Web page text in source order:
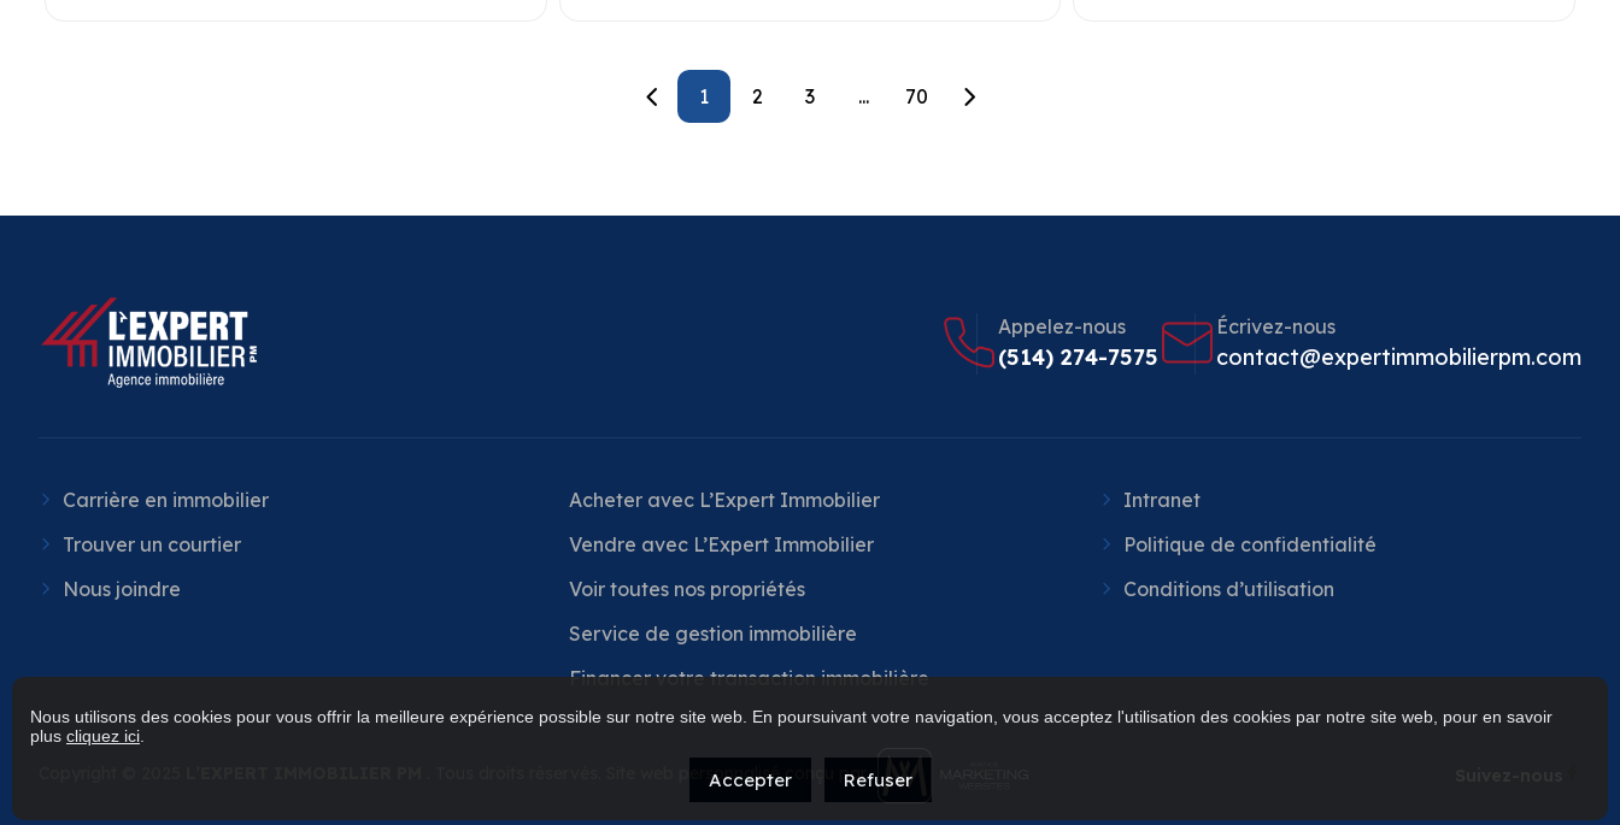
1 2 3 ... 70
Appelez-nous
(514) 274-7575
Écrivez-nous
contact@expertimmobilierpm.com
Carrière en immobilier
Trouver un courtier
Nous joindre
Acheter avec L’Expert Immobilier
Vendre avec L’Expert Immobilier
Voir toutes nos propriétés
Service de gestion immobilière
Financer votre transaction immobilière
Intranet
Politique de confidentialité
Conditions d’utilisation
. Tous droits réservés. Site web personnalisé conçu par
Nous utilisons des cookies pour vous offrir la meilleure expérience possible sur notre site web. En poursuivant votre navigation, vous acceptez l'utilisation des cookies par notre site web, pour en savoir
plus cliquez ici
Accepter Refuser